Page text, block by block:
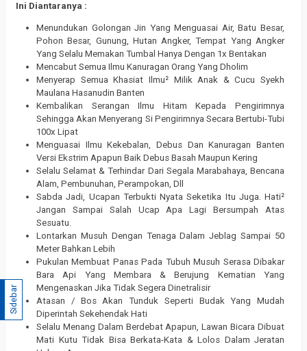
Ini Diantaranya :
Menundukan Golongan Jin Yang Menguasai Air, Batu Besar,
Pohon Besar, Gunung, Hutan Angker, Tempat Yang Angker
Yang Selalu Memakan Tumbal Hanya Dengan 1x Bentakan
Mencabut Semua Ilmu Kanuragan Orang Yang Dholim
Menyerap Semua Khasiat Ilmu² Milik Anak & Cucu Syekh
Maulana Hasanudin Banten
Kembalikan Serangan Ilmu Hitam Kepada Pengirimnya
Sehingga Akan Menyerang Si Pengirimnya Secara Bertubi-Tubi
100x Lipat
Menguasai Ilmu Kekebalan, Debus Dan Kanuragan Banten
Versi Ekstrim Apapun Baik Debus Basah Maupun Kering
Selalu Selamat & Terhindar Dari Segala Marabahaya, Bencana
Alam, Pembunuhan, Perampokan, Dll
Sabda Jadi, Ucapan Terbukti Nyata Seketika Itu Juga. Hati²
Jangan Sampai Salah Ucap Apa Lagi Bersumpah Atas
Sesuatu.
Lontarkan Musuh Dengan Tenaga Dalam Jeblag Sampai 50
Meter Bahkan Lebih
Pukulan Membuat Panas Pada Tubuh Musuh Serasa Dibakar
Bara Api Yang Membara & Berujung Kematian Yang
Mengenaskan Jika Tidak Segera Dinetralisir
Atasan / Bos Akan Tunduk Seperti Budak Yang Mudah
Diperintah Sekehendak Hati
Selalu Menang Dalam Berdebat Apapun, Lawan Bicara Dibuat
Mati Kutu Tidak Bisa Berkata-Kata & Lolos Dalam Jeratan
Sidebar